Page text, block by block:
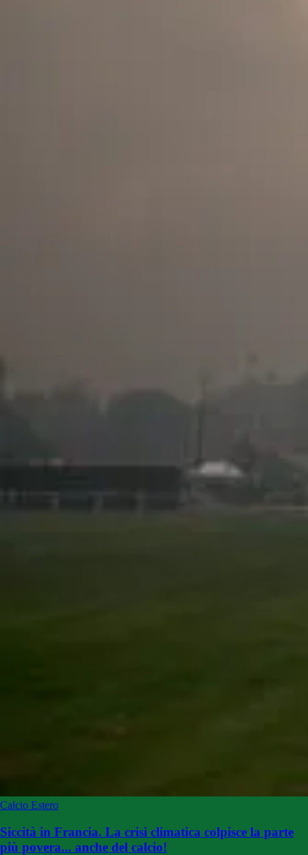
Calcio Estero
Siccità in Francia. La crisi climatica colpisce la parte
più povera... anche del calcio!